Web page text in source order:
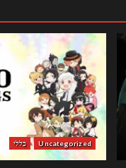
Uncategorized כללי